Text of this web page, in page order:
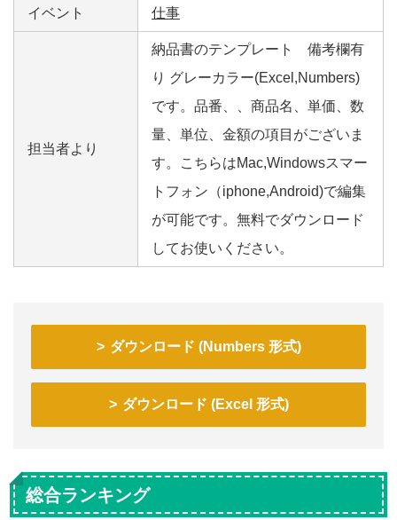
イベント 仕事
担当者より
納品書のテンプレート 備考欄有
り グレーカラー(Excel,Numbers)
です。品番、、商品名、単価、数
量、単位、金額の項目がございま
す。こちらはMac,Windowsスマー
トフォン（iphone,Android)で編集
が可能です。無料でダウンロード
してお使いください。
ダウンロード (Numbers 形式)
ダウンロード (Excel 形式)
総合ランキング